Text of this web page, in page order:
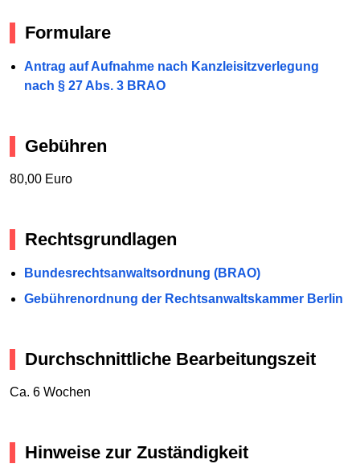
Formulare
Antrag auf Aufnahme nach Kanzleisitzverlegung
nach § 27 Abs. 3 BRAO
Gebühren
80,00 Euro
Rechtsgrundlagen
Bundesrechtsanwaltsordnung (BRAO)
Gebührenordnung der Rechtsanwaltskammer Berlin
Durchschnittliche Bearbeitungszeit
Ca. 6 Wochen
Hinweise zur Zuständigkeit